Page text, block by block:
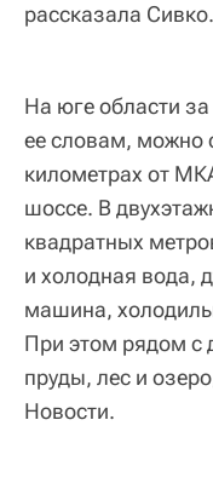
рассказала Сивко.
На юге области
ее словам, можно
километрах от
шоссе. В
квадратных
и холодная вода,
машина,
При этом рядом с
пруды, лес и
Новости.